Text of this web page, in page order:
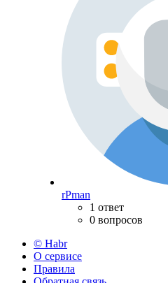
rPman
1 ответ
0 вопросов
© Habr
О сервисе
Правила